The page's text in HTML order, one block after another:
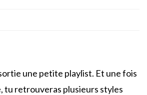
une petite playlist. Et une fois
tu retrouveras plusieurs styles